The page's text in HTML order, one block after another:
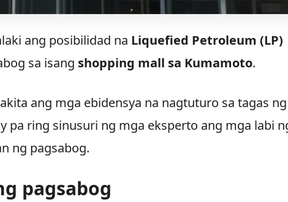
ang posibilidad na Liquefied Petroleum (LP)
sa isang shopping mall sa Kumamoto.
ang mga ebidensya na nagtuturo sa tagas ng
pa ring sinusuri ng mga eksperto ang mga labi
ng pagsabog.
pagsabog